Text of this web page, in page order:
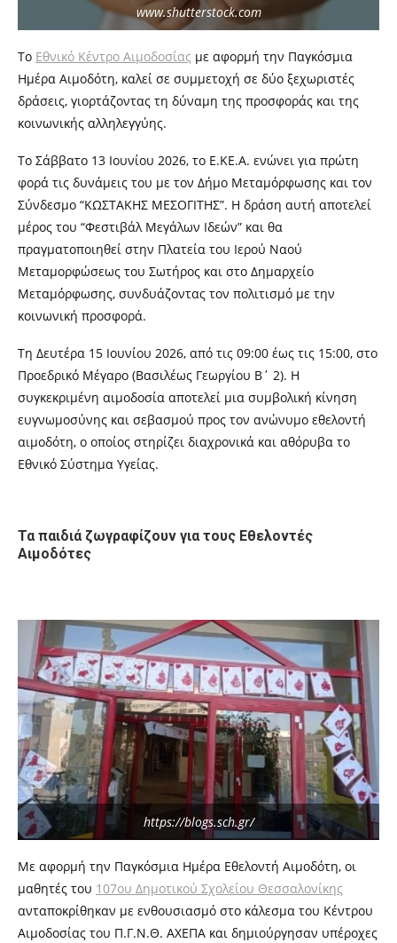
www.shutterstock.com
Το Εθνικό Κέντρο Αιμοδοσίας με αφορμή την Παγκόσμια
Ημέρα Αιμοδότη, καλεί σε συμμετοχή σε δύο ξεχωριστές
δράσεις, γιορτάζοντας τη δύναμη της προσφοράς και της
κοινωνικής αλληλεγγύης.
Το Σάββατο 13 Ιουνίου 2026, το Ε.ΚΕ.Α. ενώνει για πρώτη
φορά τις δυνάμεις του με τον Δήμο Μεταμόρφωσης και τον
Σύνδεσμο “ΚΩΣΤΑΚΗΣ ΜΕΣΟΓΙΤΗΣ”. Η δράση αυτή αποτελεί
μέρος του “Φεστιβάλ Μεγάλων Ιδεών” και θα
πραγματοποιηθεί στην Πλατεία του Ιερού Ναού
Μεταμορφώσεως του Σωτήρος και στο Δημαρχείο
Μεταμόρφωσης, συνδυάζοντας τον πολιτισμό με την
κοινωνική προσφορά.
Τη Δευτέρα 15 Ιουνίου 2026, από τις 09:00 έως τις 15:00, στο
Προεδρικό Μέγαρο (Βασιλέως Γεωργίου Β΄ 2). Η
συγκεκριμένη αιμοδοσία αποτελεί μια συμβολική κίνηση
ευγνωμοσύνης και σεβασμού προς τον ανώνυμο εθελοντή
αιμοδότη, ο οποίος στηρίζει διαχρονικά και αθόρυβα το
Εθνικό Σύστημα Υγείας.
Τα παιδιά ζωγραφίζουν για τους Εθελοντές
Αιμοδότες
https://blogs.sch.gr/
Με αφορμή την Παγκόσμια Ημέρα Εθελοντή Αιμοδότη, οι
μαθητές του 107ου Δημοτικού Σχολείου Θεσσαλονίκης
ανταποκρίθηκαν με ενθουσιασμό στο κάλεσμα του Κέντρου
Αιμοδοσίας του Π.Γ.Ν.Θ. ΑΧΕΠΑ και δημιούργησαν υπέροχες